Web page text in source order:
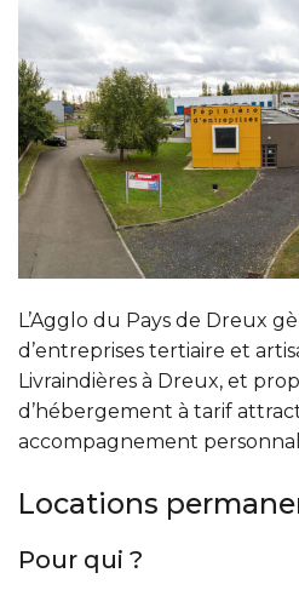
L’Agglo du Pays de Dreux
d’entreprises tertiaire et
Livraindières à Dreux, et
d’hébergement à tarif
accompagnement
Locations
Pour qui ?